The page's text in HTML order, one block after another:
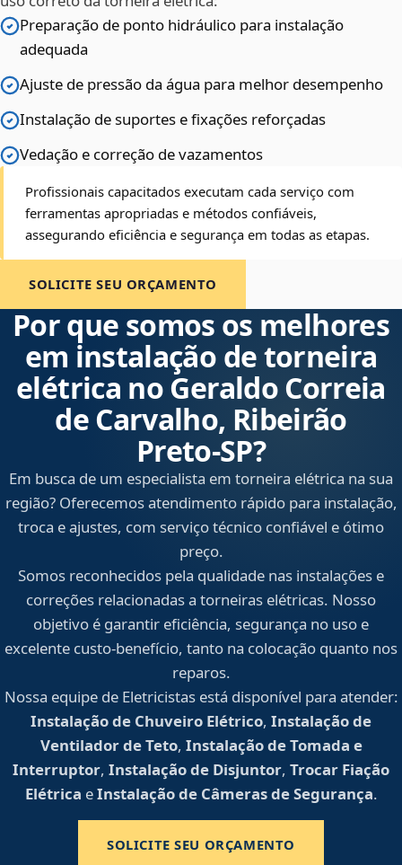
Preparação de ponto hidráulico para instalação
adequada
Ajuste de pressão da água para melhor desempenho
Instalação de suportes e fixações reforçadas
Vedação e correção de vazamentos
Profissionais capacitados executam cada serviço com
ferramentas apropriadas e métodos confiáveis,
assegurando eficiência e segurança em todas as etapas.
SOLICITE SEU ORÇAMENTO
Por que somos os melhores
em instalação de torneira
elétrica no Geraldo Correia
de Carvalho, Ribeirão
Preto‑SP?
Em busca de um especialista em torneira elétrica na sua
região? Oferecemos atendimento rápido para instalação,
troca e ajustes, com serviço técnico confiável e ótimo
preço.
Somos reconhecidos pela qualidade nas instalações e
correções relacionadas a torneiras elétricas. Nosso
objetivo é garantir eficiência, segurança no uso e
excelente custo-benefício, tanto na colocação quanto nos
reparos.
Nossa equipe de Eletricistas está disponível para atender:
Instalação de Chuveiro Elétrico, Instalação de
Ventilador de Teto, Instalação de Tomada e
Interruptor, Instalação de Disjuntor, Trocar Fiação
Elétrica eInstalação de Câmeras de Segurança.
SOLICITE SEU ORÇAMENTO